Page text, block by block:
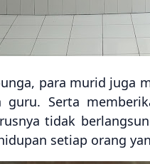
para murid juga
Serta
tidak
setiap orang